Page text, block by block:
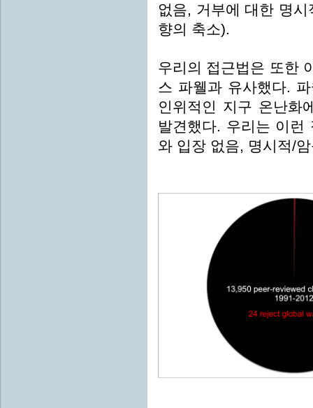
없음, 거부에 대한 명
향의 축소).
우리의 접근법은 또한
스 파웰과 유사했다.
인위적인 지구 온난화
발견했다. 우리는 이런
와 입장 없음, 명시적/